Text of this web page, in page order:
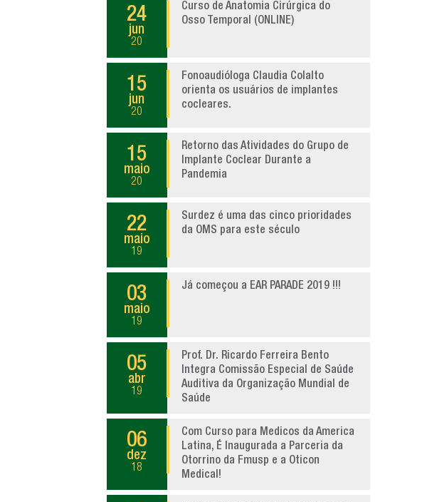
24
jun
20
Curso de Anatomia Cirúrgica do
Osso Temporal (ONLINE)
15
jun
20
Fonoaudióloga Claudia Colalto
orienta os usuários de implantes
cocleares.
15
maio
20
Retorno das Atividades do Grupo de
Implante Coclear Durante a
Pandemia
22
maio
19
Surdez é uma das cinco prioridades
da OMS para este século
03
maio
19
Já começou a EAR PARADE 2019 !!!
05
abr
19
Prof. Dr. Ricardo Ferreira Bento
Integra Comissão Especial de Saúde
Auditiva da Organização Mundial de
Saúde
06
dez
18
Com Curso para Medicos da America
Latina, É Inaugurada a Parceria da
Otorrino da Fmusp e a Oticon
Medical!